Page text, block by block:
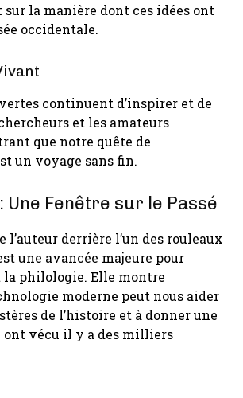
sur la manière dont ces idées ont
occidentale.
continuent d’inspirer et de
et les amateurs
que notre quête de
un voyage sans fin.
Une Fenêtre sur le Passé
l’auteur derrière l’un des rouleaux
une avancée majeure pour
la philologie. Elle montre
moderne peut nous aider
de l’histoire et à donner une
ont vécu il y a des milliers